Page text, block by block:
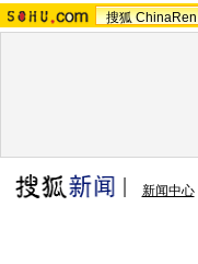
搜狐 ChinaRen
新闻中心